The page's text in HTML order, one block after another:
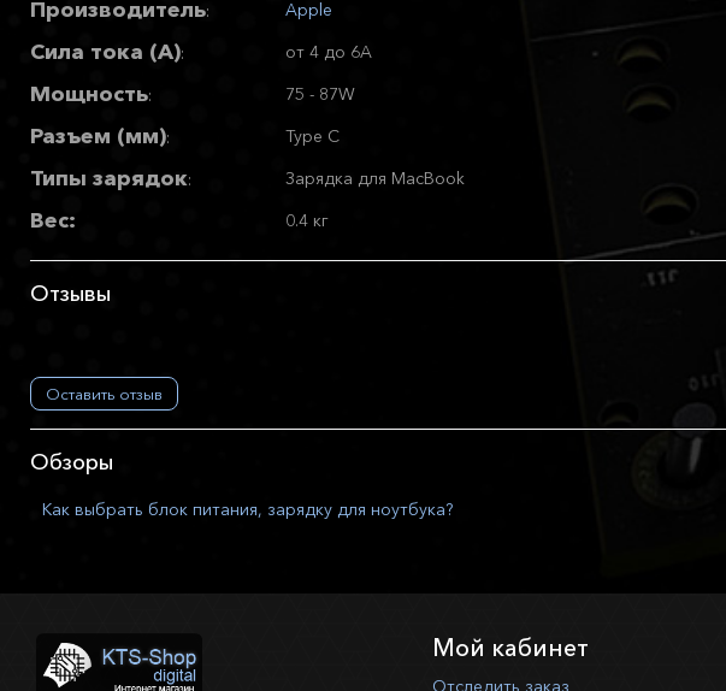
Производитель: Apple
Сила тока (А): от 4 до 6A
Мощность: 75 - 87W
Разъем (мм): Type C
Типы зарядок: Зарядка для MacBook
Вес: 0.4 кг
Отзывы
Оставить отзыв
Обзоры
Как выбрать блок питания, зарядку для ноутбука?
Мой кабинет
Отследить заказ